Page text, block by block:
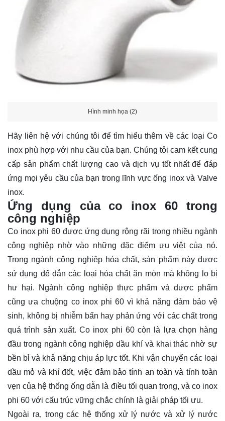
Hình minh họa (2)
Hãy liên hệ với chúng tôi để tìm hiểu thêm về các loại Co
inox phù hợp với nhu cầu của bạn. Chúng tôi cam kết cung
cấp sản phẩm chất lượng cao và dịch vụ tốt nhất để đáp
ứng mọi yêu cầu của bạn trong lĩnh vực ống inox và Valve
inox.
Ứng dụng của co inox 60 trong
công nghiệp
Co inox phi 60 được ứng dụng rộng rãi trong nhiều ngành
công nghiệp nhờ vào những đặc điểm ưu việt của nó.
Trong ngành công nghiệp hóa chất, sản phẩm này được
sử dụng để dẫn các loại hóa chất ăn mòn mà không lo bị
hư hại. Ngành công nghiệp thực phẩm và dược phẩm
cũng ưa chuộng co inox phi 60 vì khả năng đảm bảo vệ
sinh, không bị nhiễm bẩn hay phản ứng với các chất trong
quá trình sản xuất. Co inox phi 60 còn là lựa chọn hàng
đầu trong ngành công nghiệp dầu khí và khai thác nhờ sự
bền bỉ và khả năng chịu áp lực tốt. Khi vận chuyển các loại
dầu mỏ và khí đốt, việc đảm bảo tính an toàn và tính toàn
vẹn của hệ thống ống dẫn là điều tối quan trọng, và co inox
phi 60 với cấu trúc vững chắc chính là giải pháp tối ưu.
Ngoài ra, trong các hệ thống xử lý nước và xử lý nước